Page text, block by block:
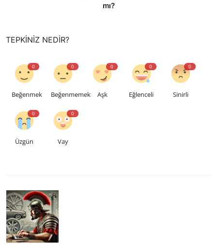
mı?
TEPKINIZ NEDIR?
0
Beğenmek
0
Beğenmemek
0
Aşk
0
Eğlenceli
0
Sinirli
0
Üzgün
0
Vay